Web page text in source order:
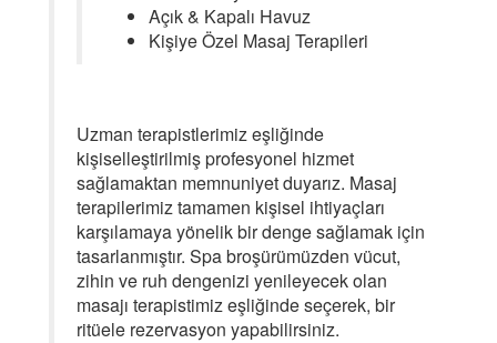
Açık & Kapalı Havuz
Kişiye Özel Masaj Terapileri
Uzman terapistlerimiz eşliğinde
kişiselleştirilmiş profesyonel hizmet
sağlamaktan memnuniyet duyarız. Masaj
terapilerimiz tamamen kişisel ihtiyaçları
karşılamaya yönelik bir denge sağlamak için
tasarlanmıştır. Spa broşürümüzden vücut,
zihin ve ruh dengenizi yenileyecek olan
masajı terapistimiz eşliğinde seçerek, bir
ritüele rezervasyon yapabilirsiniz.